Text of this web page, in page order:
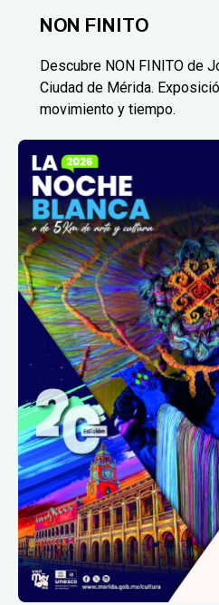
NON FINITO
Descubre NON FINITO de
Ciudad de Mérida.
movimiento y tiempo.